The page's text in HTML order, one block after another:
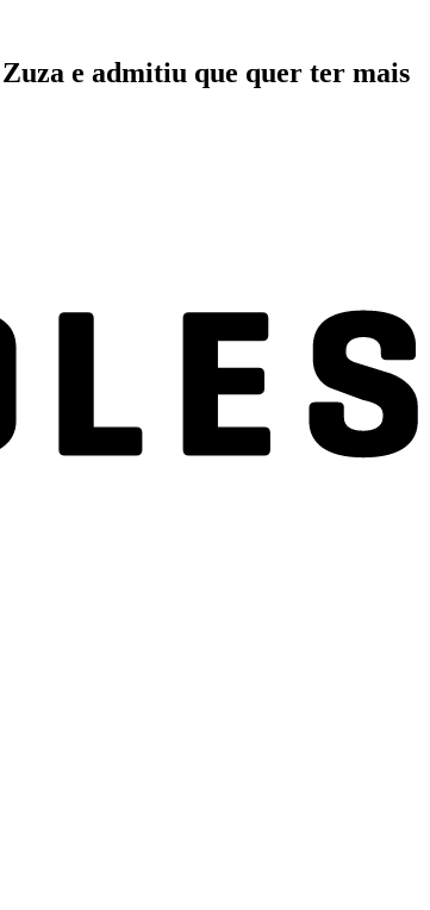
e admitiu que quer ter mais